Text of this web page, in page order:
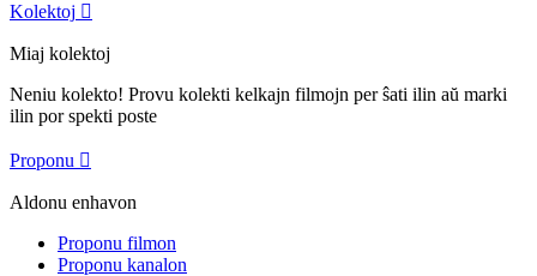
Kolektoj 
Miaj kolektoj
Neniu kolekto! Provu kolekti kelkajn filmojn per ŝati ilin aŭ marki
ilin por spekti poste
Proponu 
Aldonu enhavon
Proponu filmon
Proponu kanalon